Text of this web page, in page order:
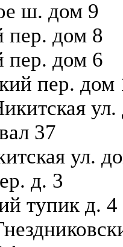
ш. дом 9
пер. дом 8
пер. дом 6
пер.
37
ул.
д. 3
тупик д. 4